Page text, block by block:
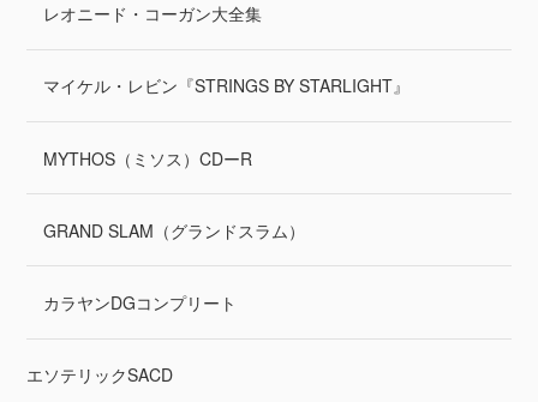
レオニード・コーガン大全集
マイケル・レビン『STRINGS BY STARLIGHT』
MYTHOS（ミソス）CDーR
GRAND SLAM（グランドスラム）
カラヤンDGコンプリート
エソテリックSACD